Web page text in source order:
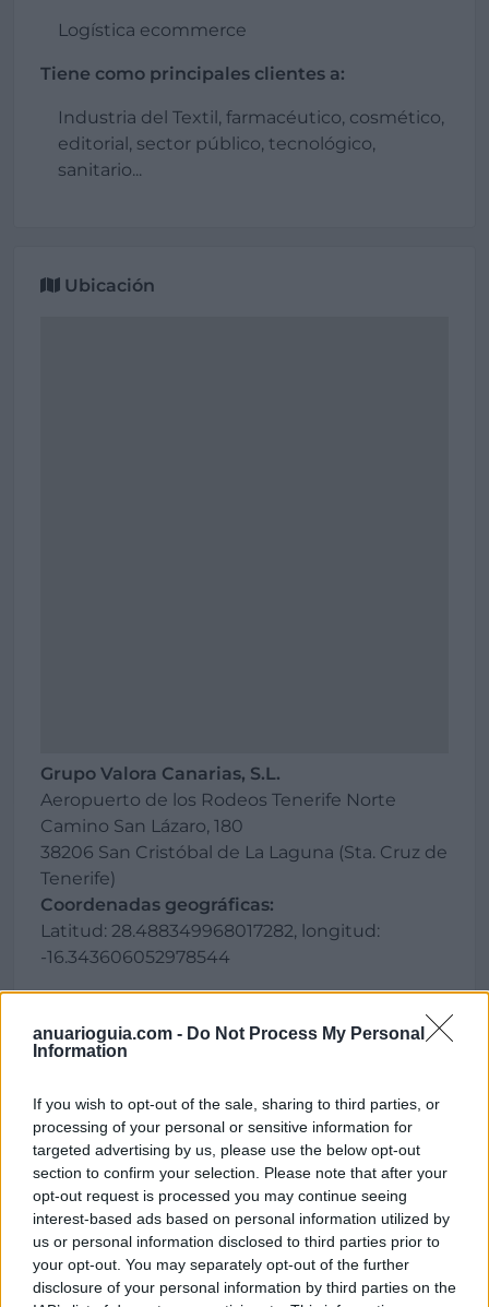
anuarioguia.com - Do Not Process My Personal
Information
If you wish to opt-out of the sale, sharing to third parties, or
processing of your personal or sensitive information for
targeted advertising by us, please use the below opt-out
section to confirm your selection. Please note that after your
opt-out request is processed you may continue seeing
interest-based ads based on personal information utilized by
us or personal information disclosed to third parties prior to
your opt-out. You may separately opt-out of the further
disclosure of your personal information by third parties on the
Logística ecommerce
Tiene como principales clientes a:
Industria del Textil, farmacéutico, cosmético,
editorial, sector público, tecnológico,
sanitario...
Ubicación
Grupo Valora Canarias, S.L.
Aeropuerto de los Rodeos Tenerife Norte
Camino San Lázaro, 180
38206 San Cristóbal de La Laguna (Sta. Cruz de
Tenerife)
Coordenadas geográficas:
Latitud: 28.488349968017282, longitud:
-16.343606052978544
Región
España
Canarias
Sta. Cruz de Tenerife
San Cristóbal de La Laguna
Contacto